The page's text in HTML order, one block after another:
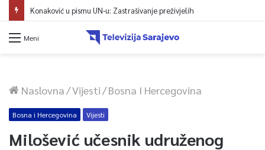
Konaković u pismu UN-u: Zastrašivanje preživjelih
Meni
Naslovna/Vijesti/Bosna I Hercegovina
Bosna i Hercegovina Vijesti
Milošević učesnik udruženog